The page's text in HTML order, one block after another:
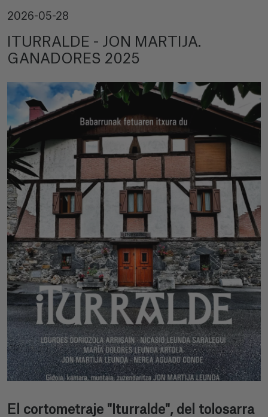
2026-05-28
ITURRALDE - JON MARTIJA.
GANADORES 2025
El cortometraje "Iturralde", del tolosarra